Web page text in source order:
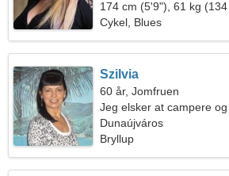
174 cm (5'9"), 61 kg (134
Cykel, Blues
Szilvia
60 år, Jomfruen
Jeg elsker at campere
Dunaújváros
Bryllup